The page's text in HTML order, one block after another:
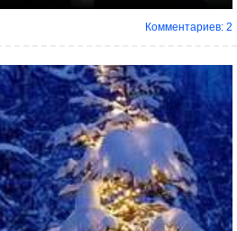
Комментариев: 2